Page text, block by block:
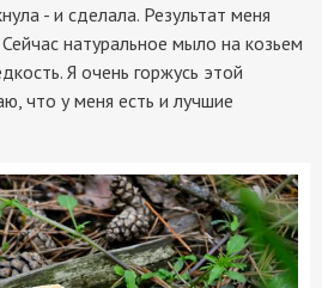
- и сделала. Результат меня
натуральное мыло на козьем
Я очень горжусь этой
что у меня есть и лучшие